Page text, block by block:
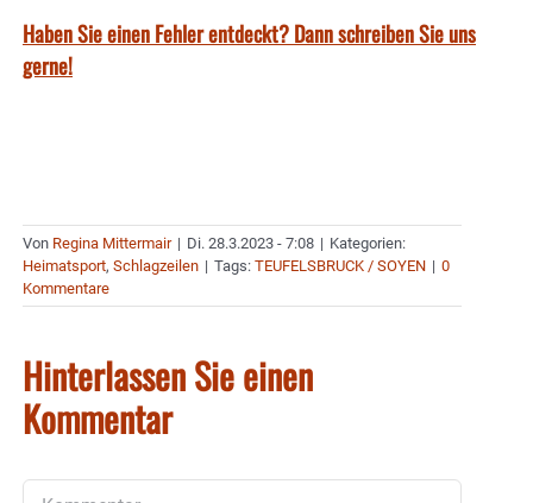
Haben Sie einen Fehler entdeckt? Dann schreiben Sie uns
gerne!
Von Regina Mittermair | Di. 28.3.2023 - 7:08 | Kategorien:
Heimatsport, Schlagzeilen | Tags: TEUFELSBRUCK / SOYEN | 0
Kommentare
Hinterlassen Sie einen
Kommentar